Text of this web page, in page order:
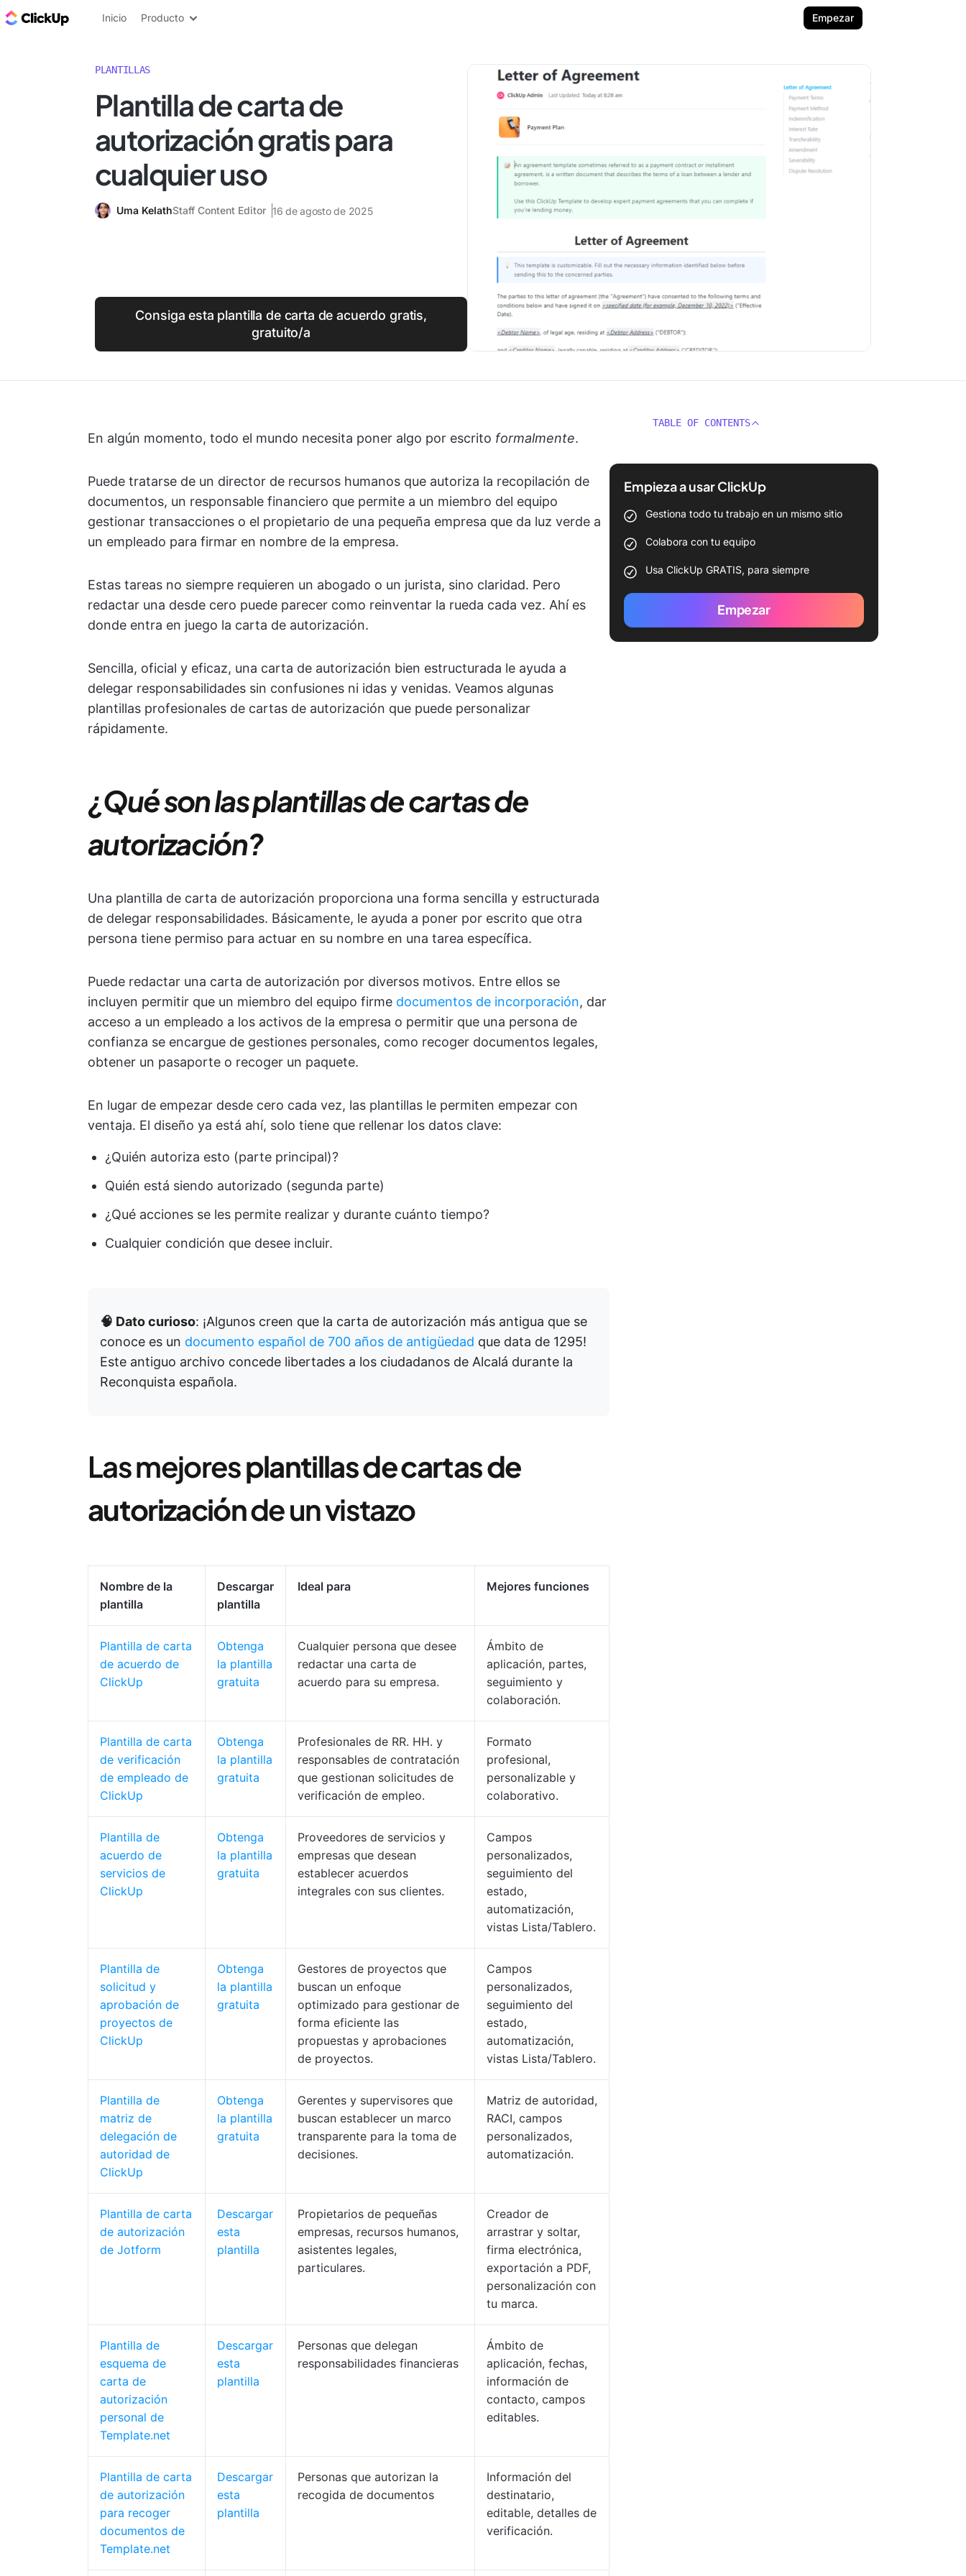
ClickUp Blog
Inicio Producto Empezar
PLANTILLAS
Plantilla de carta de
autorización gratis para
cualquier uso
Uma KelathStaff Content Editor 16 de agosto de 2025
Consiga esta plantilla de carta de acuerdo gratis,
gratuito/a
En algún momento, todo el mundo necesita poner algo por escrito formalmente.
Puede tratarse de un director de recursos humanos que autoriza la recopilación de
documentos, un responsable financiero que permite a un miembro del equipo
gestionar transacciones o el propietario de una pequeña empresa que da luz verde a
un empleado para firmar en nombre de la empresa.
Estas tareas no siempre requieren un abogado o un jurista, sino claridad. Pero
redactar una desde cero puede parecer como reinventar la rueda cada vez. Ahí es
donde entra en juego la carta de autorización.
Sencilla, oficial y eficaz, una carta de autorización bien estructurada le ayuda a
delegar responsabilidades sin confusiones ni idas y venidas. Veamos algunas
plantillas profesionales de cartas de autorización que puede personalizar
rápidamente.
¿Qué son las plantillas de cartas de
autorización?
Una plantilla de carta de autorización proporciona una forma sencilla y estructurada
de delegar responsabilidades. Básicamente, le ayuda a poner por escrito que otra
persona tiene permiso para actuar en su nombre en una tarea específica.
Puede redactar una carta de autorización por diversos motivos. Entre ellos se
incluyen permitir que un miembro del equipo firme documentos de incorporación, dar
acceso a un empleado a los activos de la empresa o permitir que una persona de
confianza se encargue de gestiones personales, como recoger documentos legales,
obtener un pasaporte o recoger un paquete.
En lugar de empezar desde cero cada vez, las plantillas le permiten empezar con
ventaja. El diseño ya está ahí, solo tiene que rellenar los datos clave:
¿Quién autoriza esto (parte principal)?
Quién está siendo autorizado (segunda parte)
¿Qué acciones se les permite realizar y durante cuánto tiempo?
Cualquier condición que desee incluir.
🧠 Dato curioso: ¡Algunos creen que la carta de autorización más antigua que se
conoce es un documento español de 700 años de antigüedad que data de 1295!
Este antiguo archivo concede libertades a los ciudadanos de Alcalá durante la
Reconquista española.
Las mejoresplantillas de cartas de
autorizaciónde un vistazo
Nombre de la
plantilla
Descargar
plantilla
Ideal para Mejores funciones
Plantilla de carta
de acuerdo de
ClickUp
Obtenga
la plantilla
gratuita
Cualquier persona que desee
redactar una carta de
acuerdo para su empresa.
Ámbito de
aplicación, partes,
seguimiento y
colaboración.
Plantilla de carta
de verificación
de empleado de
ClickUp
Obtenga
la plantilla
gratuita
Profesionales de RR. HH. y
responsables de contratación
que gestionan solicitudes de
verificación de empleo.
Formato
profesional,
personalizable y
colaborativo.
Plantilla de
acuerdo de
servicios de
ClickUp
Obtenga
la plantilla
gratuita
Proveedores de servicios y
empresas que desean
establecer acuerdos
integrales con sus clientes.
Campos
personalizados,
seguimiento del
estado,
automatización,
vistas Lista/Tablero.
Plantilla de
solicitud y
aprobación de
proyectos de
ClickUp
Obtenga
la plantilla
gratuita
Gestores de proyectos que
buscan un enfoque
optimizado para gestionar de
forma eficiente las
propuestas y aprobaciones
de proyectos.
Campos
personalizados,
seguimiento del
estado,
automatización,
vistas Lista/Tablero.
Plantilla de
matriz de
delegación de
autoridad de
ClickUp
Obtenga
la plantilla
gratuita
Gerentes y supervisores que
buscan establecer un marco
transparente para la toma de
decisiones.
Matriz de autoridad,
RACI, campos
personalizados,
automatización.
Plantilla de carta
de autorización
de Jotform
Descargar
esta
plantilla
Propietarios de pequeñas
empresas, recursos humanos,
asistentes legales,
particulares.
Creador de
arrastrar y soltar,
firma electrónica,
exportación a PDF,
personalización con
tu marca.
Plantilla de
esquema de
carta de
autorización
personal de
Template.net
Descargar
esta
plantilla
Personas que delegan
responsabilidades financieras
Ámbito de
aplicación, fechas,
información de
contacto, campos
editables.
Plantilla de carta
de autorización
para recoger
documentos de
Template.net
Descargar
esta
plantilla
Personas que autorizan la
recogida de documentos
Información del
destinatario,
editable, detalles de
verificación.
TABLE OF CONTENTS
Empieza a usar ClickUp
Gestiona todo tu trabajo en un mismo sitio
Colabora con tu equipo
Usa ClickUp GRATIS, para siempre
Empezar